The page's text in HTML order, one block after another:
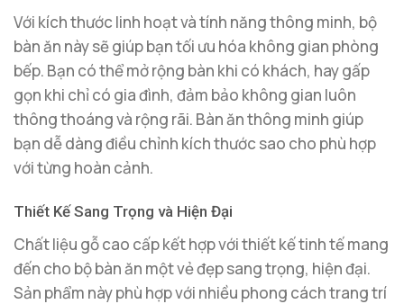
Với kích thước linh hoạt và tính năng thông minh, bộ
bàn ăn này sẽ giúp bạn tối ưu hóa không gian phòng
bếp. Bạn có thể mở rộng bàn khi có khách, hay gấp
gọn khi chỉ có gia đình, đảm bảo không gian luôn
thông thoáng và rộng rãi. Bàn ăn thông minh giúp
bạn dễ dàng điều chỉnh kích thước sao cho phù hợp
với từng hoàn cảnh.
Thiết Kế Sang Trọng và Hiện Đại
Chất liệu gỗ cao cấp kết hợp với thiết kế tinh tế mang
đến cho bộ bàn ăn một vẻ đẹp sang trọng, hiện đại.
Sản phẩm này phù hợp với nhiều phong cách trang trí